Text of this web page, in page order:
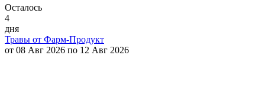
Осталось
4
дня
Травы от Фарм-Продукт
от 08 Авг 2026 по 12 Авг 2026